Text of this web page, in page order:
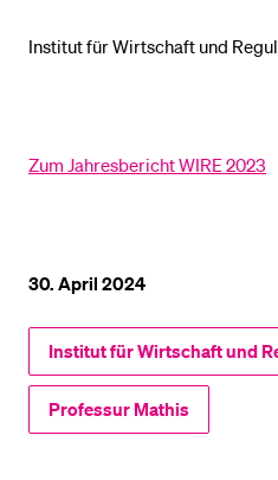
Institut für Wirtschaft und
Zum Jahresbericht WIRE 2023
30. April 2024
Institut für Wirtschaft und
Professur Mathis